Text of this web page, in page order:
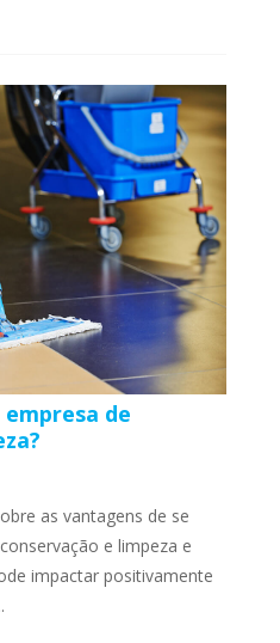
de
as vantagens de se
e limpeza e
impactar positivamente